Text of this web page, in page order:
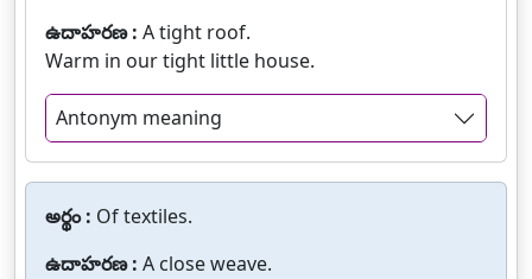
ఉదాహరణ : A tight roof.
Warm in our tight little house.
Antonym meaning
అర్థం : Of textiles.
ఉదాహరణ : A close weave.